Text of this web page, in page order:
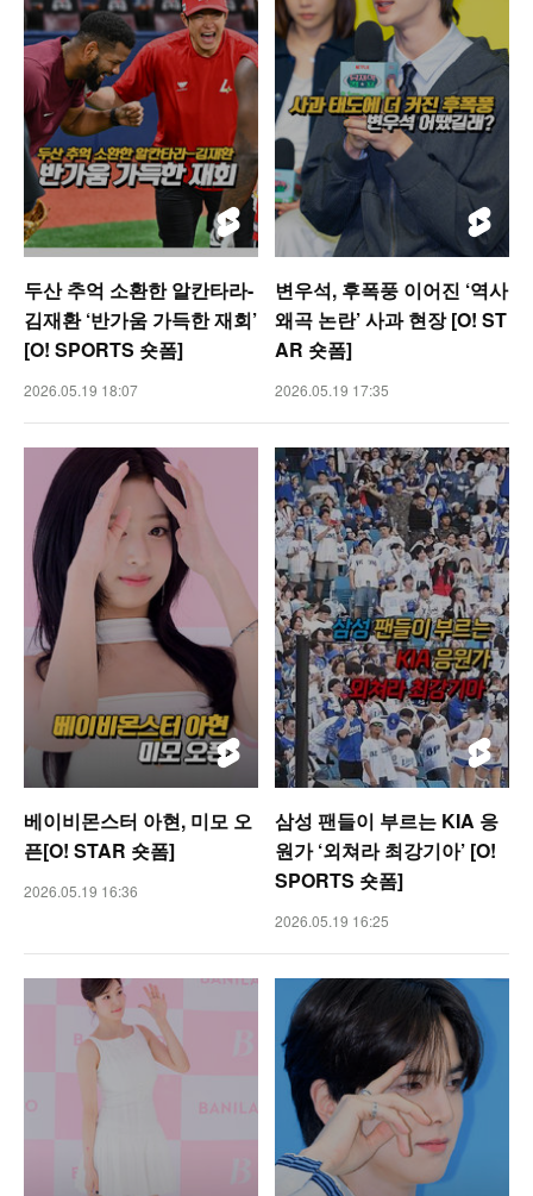
두산 추억 소환한 알칸타라-
김재환 ‘반가움 가득한 재회’
[O! SPORTS 숏폼]
2026.05.19 18:07
변우석, 후폭풍 이어진 ‘역사
왜곡 논란’ 사과 현장 [O! ST
AR 숏폼]
2026.05.19 17:35
베이비몬스터 아현, 미모 오
픈[O! STAR 숏폼]
2026.05.19 16:36
삼성 팬들이 부르는 KIA 응
원가 ‘외쳐라 최강기아’ [O!
SPORTS 숏폼]
2026.05.19 16:25